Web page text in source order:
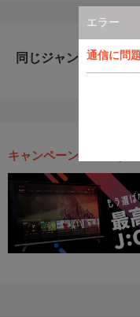
エラー
通信に問
同じジャンルのおす
キャンペーン・お得な情